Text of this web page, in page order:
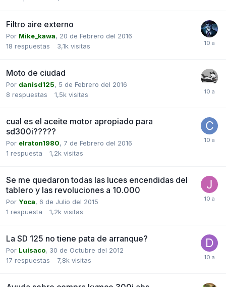
Filtro aire externo
Por Mike_kawa, 20 de Febrero del 2016
18 respuestas 3,1k visitas
Moto de ciudad
Por danisd125, 5 de Febrero del 2016
8 respuestas 1,5k visitas
cual es el aceite motor apropiado para
sd300i?????
Por elraton1980, 7 de Febrero del 2016
1 respuesta 1,2k visitas
Se me quedaron todas las luces encendidas del
tablero y las revoluciones a 10.000
Por Yoca, 6 de Julio del 2015
1 respuesta 1,2k visitas
La SD 125 no tiene pata de arranque?
Por Luisaco, 30 de Octubre del 2012
17 respuestas 7,8k visitas